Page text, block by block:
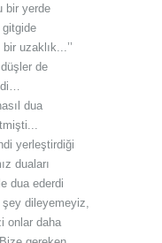
bir yerde
gitgide
uzaklık...’’
de
dua
yerleştirdiği
duaları
dua ederdi
şey dileyemeyiz,
onlar daha